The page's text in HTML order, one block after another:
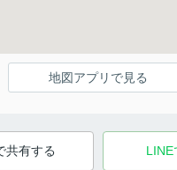
地図アプリで見る
共有する LINE